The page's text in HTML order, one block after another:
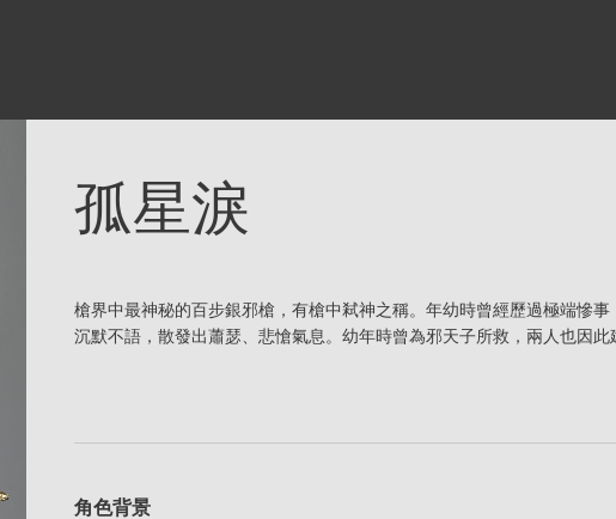
孤星淚
槍界中最神秘的百步銀邪槍，有槍中弒神之稱。年幼時曾經歷過極端慘
沉默不語，散發出蕭瑟、悲愴氣息。幼年時曾為邪天子所救，兩人也因此
角色背景